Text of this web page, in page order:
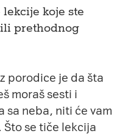
lekcije koje ste
prethodnog
porodice je da šta
moraš sesti i
sa neba, niti će vam
se tiče lekcija